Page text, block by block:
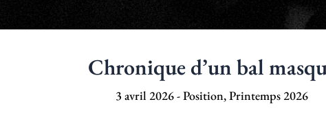
Chronique d’un bal
3 avril 2026-Position,Printemps 2026